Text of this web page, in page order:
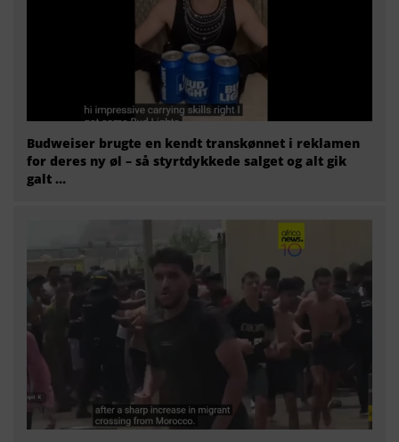
Budweiser brugte en kendt transkønnet i reklamen
for deres ny øl – så styrtdykkede salget og alt gik
galt …